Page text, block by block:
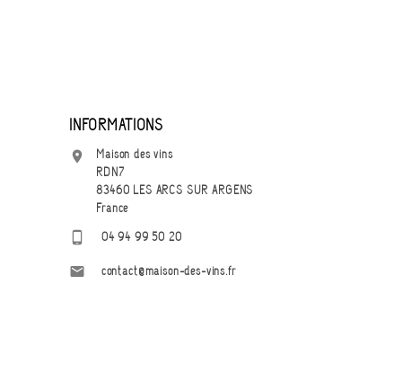
INFORMATIONS

Maison des vins
RDN7
83460 LES ARCS SUR ARGENS
France
 04 94 99 50 20
 contact@maison-des-vins.fr